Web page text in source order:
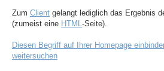
Zum Client gelangt lediglich das Ergebnis
(zumeist eine HTML-Seite).
Diesen Begriff auf Ihrer Homepage
weitersuchen